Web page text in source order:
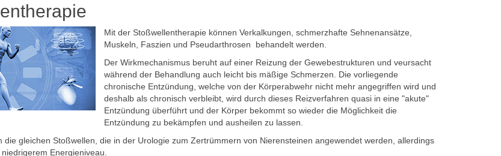
Mit der Stoßwellentherapie können Verkalkungen, schmerzhafte Sehnenansätze,
Muskeln, Faszien und Pseudarthrosen behandelt werden.
Der Wirkmechanismus beruht auf einer Reizung der Gewebestrukturen und veursacht
während der Behandlung auch leicht bis mäßige Schmerzen. Die vorliegende
chronische Entzündung, welche von der Körperabwehr nicht mehr angegriffen wird und
deshalb als chronisch verbleibt, wird durch dieses Reizverfahren quasi in eine "akute"
Entzündung überführt und der Körper bekommt so wieder die Möglichkeit die
Entzündung zu bekämpfen und ausheilen zu lassen.
die gleichen Stoßwellen, die in der Urologie zum Zertrümmern von Nierensteinen angewendet werden, allerdings
Energieniveau.